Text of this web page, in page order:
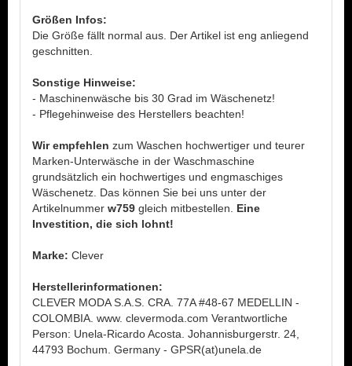
Größen Infos:
Die Größe fällt normal aus. Der Artikel ist eng anliegend
geschnitten.
Sonstige Hinweise:
- Maschinenwäsche bis 30 Grad im Wäschenetz!
- Pflegehinweise des Herstellers beachten!
Wir empfehlen zum Waschen hochwertiger und teurer
Marken-Unterwäsche in der Waschmaschine
grundsätzlich ein hochwertiges und engmaschiges
Wäschenetz. Das können Sie bei uns unter der
Artikelnummer w759 gleich mitbestellen. Eine
Investition, die sich lohnt!
Marke: Clever
Herstellerinformationen:
CLEVER MODA S.A.S. CRA. 77A #48-67 MEDELLIN -
COLOMBIA. www. clevermoda.com Verantwortliche
Person: Unela-Ricardo Acosta. Johannisburgerstr. 24,
44793 Bochum. Germany - GPSR(at)unela.de